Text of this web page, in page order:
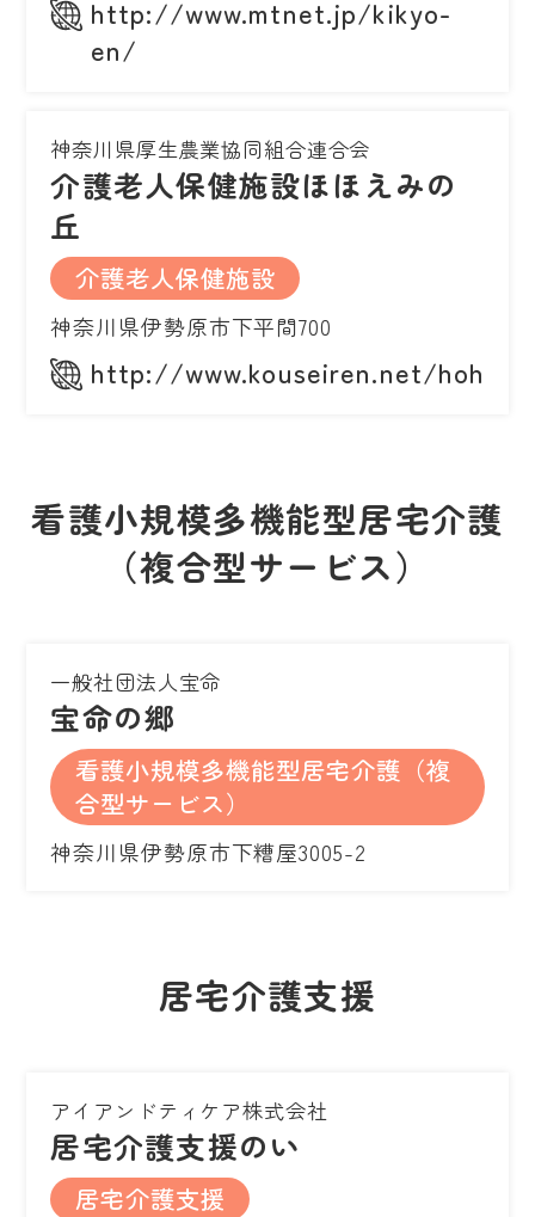
http://www.mtnet.jp/kikyo-
en/
神奈川県厚生農業協同組合連合会
介護老人保健施設ほほえみの
丘
介護老人保健施設
神奈川県伊勢原市下平間700
http://www.kouseiren.net/
看護小規模多機能型居宅介護
（複合型サービス）
一般社団法人宝命
宝命の郷
看護小規模多機能型居宅介護（複
合型サービス）
神奈川県伊勢原市下糟屋3005-2
居宅介護支援
アイアンドティケア株式会社
居宅介護支援のい
居宅介護支援